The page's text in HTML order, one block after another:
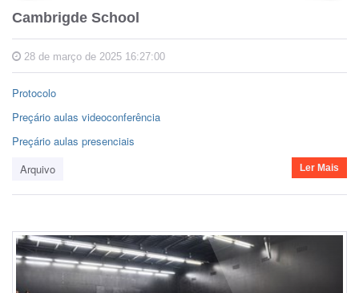
Cambrigde School
28 de março de 2025 16:27:00
Protocolo
Preçário aulas videoconferência
Preçário aulas presenciais
Arquivo
Ler Mais